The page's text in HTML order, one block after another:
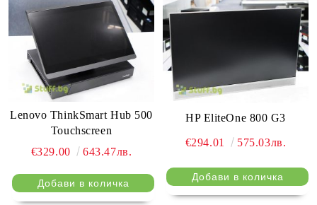
Lenovo ThinkSmart Hub 500
Touchscreen
€329.00
643.47лв.
HP EliteOne 800 G3
€294.01 575.03лв.